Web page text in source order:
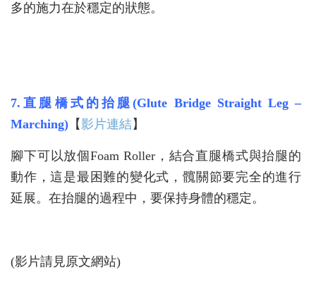
多的施力在於穩定的狀態。
7.直腿橋式的抬腿(Glute Bridge Straight Leg –
Marching) 【影片連結 】
腳下可以放個Foam Roller，結合直腿橋式與抬腿的
動作，這是最困難的變化式，髖關節要完全的進行
延展。在抬腿的過程中，要保持身體的穩定。
(影片請見原文網站)